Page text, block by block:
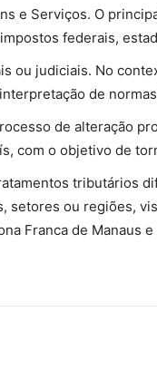
e Serviços. O
federais,
ou judiciais. No
de
de alteração
com o objetivo de
tributários
setores ou regiões,
Franca de Manaus